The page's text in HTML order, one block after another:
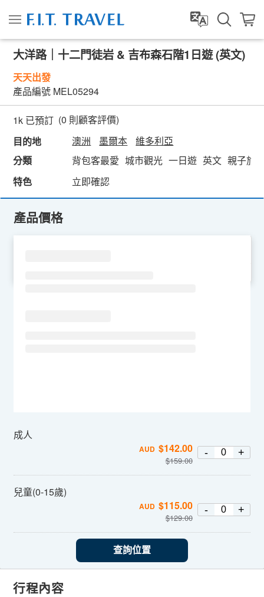
大洋路｜十二門徒岩 & 吉布森石階1日遊 (英文)
天天出發
產品編號 MEL05294
1k 已預訂 (0 則顧客評價)
目的地
澳洲 墨爾本
維多利亞
分類
背包客最愛 城市觀光 一日遊 英文 親子旅
特色
立即確認
產品價格
成人
AUD $142.00
$159.00
- +
兒童(0-15歲)
AUD $115.00
$129.00
- +
查詢位置
行程內容